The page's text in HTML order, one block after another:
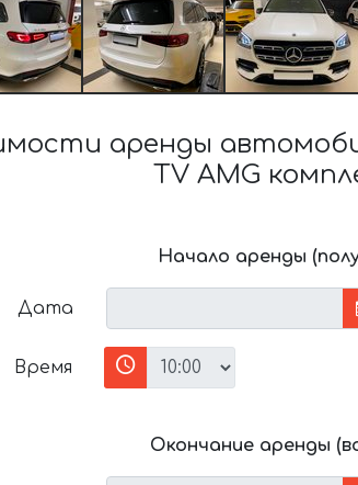
аренды
TV AMG
Начало аренды
Дата
Время
Окончание аренды